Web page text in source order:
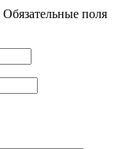
Обязательные поля